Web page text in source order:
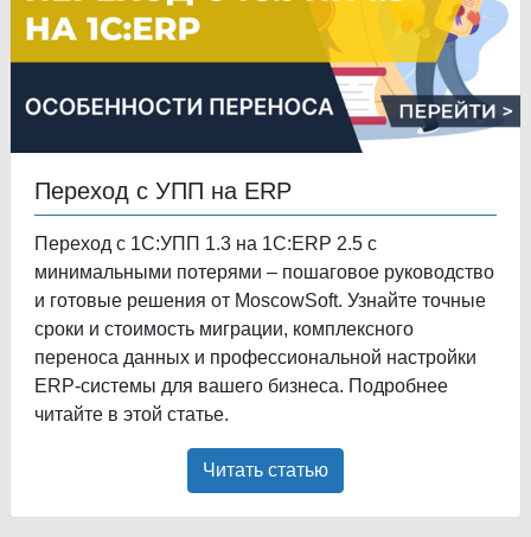
Переход с УПП на ERP
Переход с 1С:УПП 1.3 на 1С:ERP 2.5 с
минимальными потерями – пошаговое руководство
и готовые решения от MoscowSoft. Узнайте точные
сроки и стоимость миграции, комплексного
переноса данных и профессиональной настройки
ERP-системы для вашего бизнеса. Подробнее
читайте в этой статье.
Читать статью